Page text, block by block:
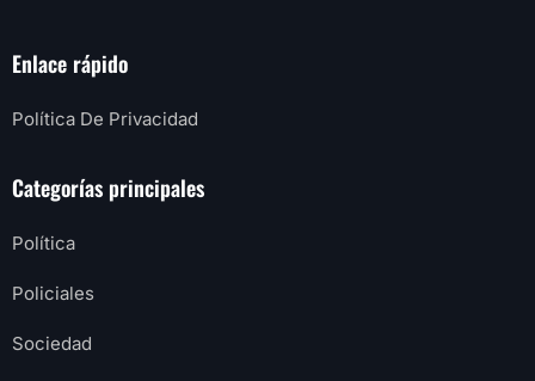
Enlace rápido
Política De Privacidad
Categorías principales
Política
Policiales
Sociedad